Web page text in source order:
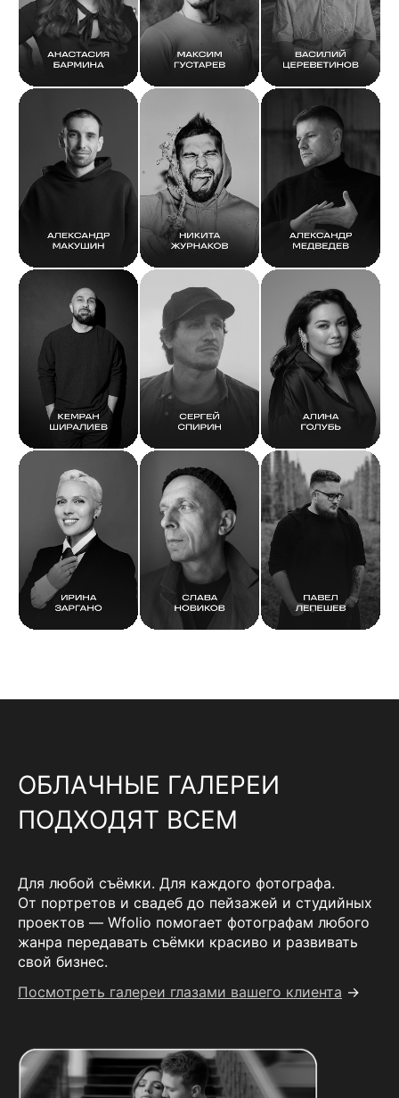
ОБЛАЧНЫЕ ГАЛЕРЕИ
ПОДХОДЯТ ВСЕМ
Для любой съёмки. Для каждого фотографа.
От портретов и свадеб до пейзажей и студийных
проектов — Wfolio помогает фотографам любого
жанра передавать съёмки красиво и развивать
свой бизнес.
Посмотреть галереи глазами вашего клиента →